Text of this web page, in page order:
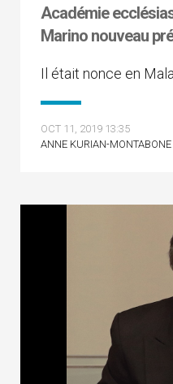
Académie
Marino nouveau
Il était nonce en
OCT 11, 2019 13:35
ANNE KURIAN-MONTABONE